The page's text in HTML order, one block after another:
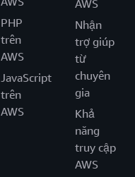
PHP
trên
AWS
JavaScript
trên
AWS
AWS
Nhận
trợ giúp
từ
chuyên
gia
Khả
năng
truy cập
AWS